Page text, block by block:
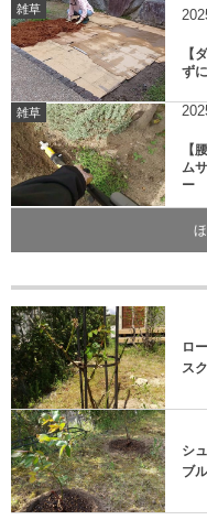
雑草
【
ず
雑草
【
ム
ー
ロ
ス
シ
ブ